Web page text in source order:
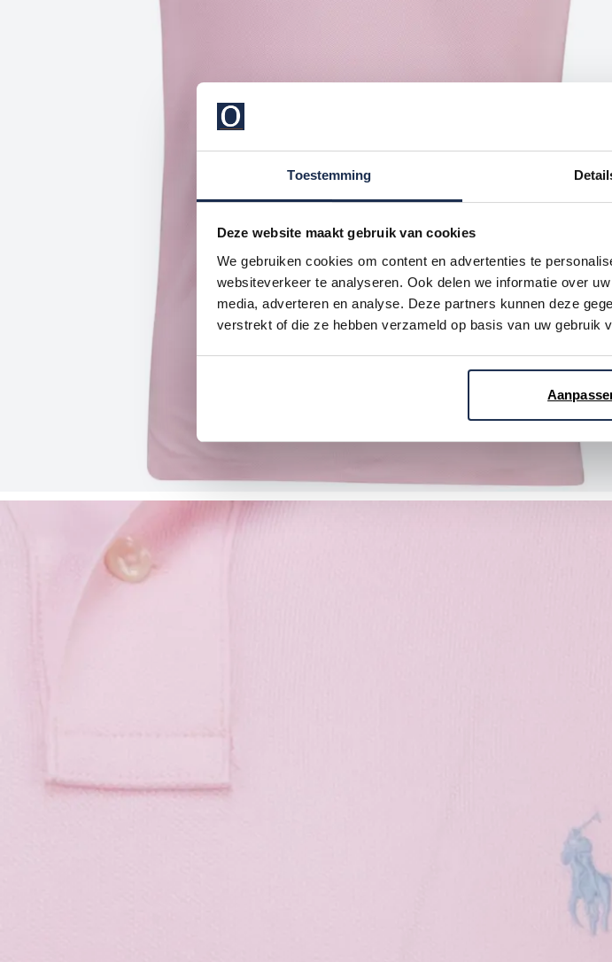
Toestemming
Deze website maakt gebruik van cookies
We gebruiken cookies om content en advertenties te
websiteverkeer te analyseren. Ook delen we informatie over
media, adverteren en analyse. Deze partners kunnen deze
verstrekt of die ze hebben verzameld op basis van uw gebruik